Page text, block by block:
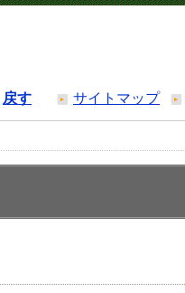
戻す サイトマップ